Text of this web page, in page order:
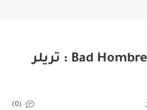
Bad Hombres (2024) - Trailer : تريلر
(0)